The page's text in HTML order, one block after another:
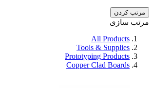
مرتب کردن
مرتب سازی
All Products
Tools & Supplies
Prototyping Products
Copper Clad Boards